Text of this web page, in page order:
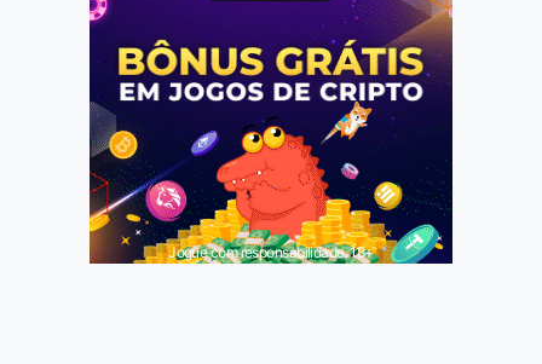
Jogue com responsabilidade. 18+